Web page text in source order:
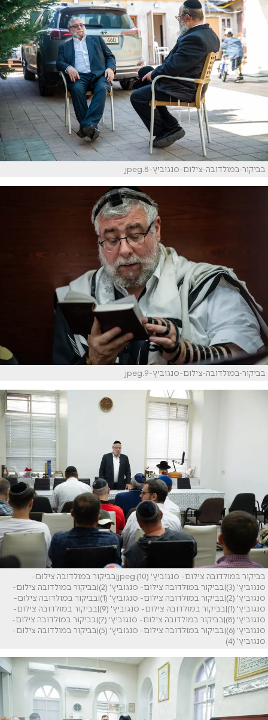
בביקור-במולדובה-צילום-סנגוביץ-8.jpeg
בביקור-במולדובה-צילום-סנגוביץ-9.jpeg
בביקור במולדובה צילום- סנגוביץ' (10).jpeg|בביקור במולדובה צילום-
סנגוביץ' (3)|בביקור במולדובה צילום- סנגוביץ' (2)|בביקור במולדובה צילום-
סנגוביץ' (2)|בביקור במולדובה צילום- סנגוביץ' (1)|בביקור במולדובה צילום-
סנגוביץ' (1)|בביקור במולדובה צילום- סנגוביץ' (9)|בביקור במולדובה צילום-
סנגוביץ' (8)|בביקור במולדובה צילום- סנגוביץ' (7)|בביקור במולדובה צילום-
סנגוביץ' (6)|בביקור במולדובה צילום- סנגוביץ' (5)|בביקור במולדובה צילום-
סנגוביץ' (4)